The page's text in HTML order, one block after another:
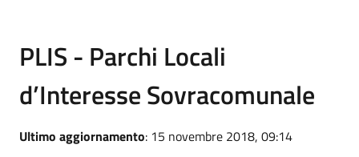
PLIS - Parchi Locali
d’Interesse Sovracomunale
Ultimo aggiornamento: 15 novembre 2018, 09:14